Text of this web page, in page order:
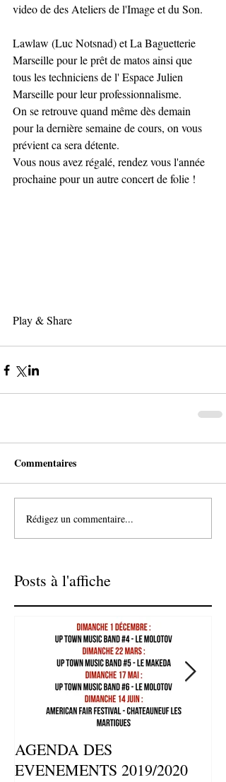
video de des Ateliers de l'Image et du Son.
Lawlaw (Luc Notsnad) et La Baguetterie
Marseille pour le prêt de matos ainsi que
tous les techniciens de l' Espace Julien
Marseille pour leur professionnalisme.
On se retrouve quand même dès demain
pour la dernière semaine de cours, on vous
prévient ca sera détente.
Vous nous avez régalé, rendez vous l'année
prochaine pour un autre concert de folie !
Play & Share
Commentaires
Rédigez un commentaire...
Posts à l'affiche
AGENDA DES
EVENEMENTS 2019/2020